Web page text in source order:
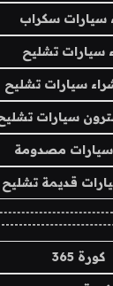
سيارات سكراب
سيارات تشليح
سيارات تشليح
سيارات
سيارات مصدومة
قديمة تشليح
كورة 365